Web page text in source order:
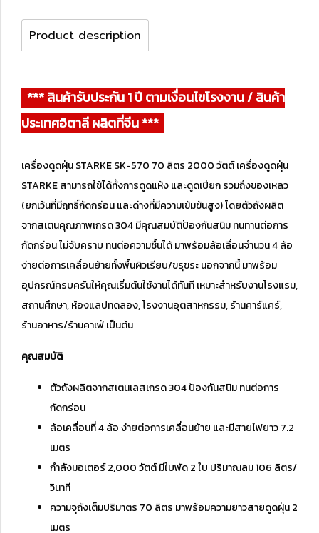
Product description
*** สินค้ารับประกัน 1 ปี ตามเงื่อนไขโรงงาน / สินค้า
ประเทศอิตาลี ผลิตที่จีน ***
เครื่องดูดฝุ่น STARKE SK-570 70 ลิตร 2000 วัตต์ เครื่องดูดฝุ่น
STARKE สามารถใช้ได้ทั้งการดูดแห้ง และดูดเปียก รวมถึงของเหลว
(ยกเว้นที่มีฤทธิ์กัดกร่อน และด่างที่มีความเข้มข้นสูง) โดยตัวถังผลิต
จากสเตนคุณภาพเกรด 304 มีคุณสมบัติป้องกันสนิม ทนทานต่อการ
กัดกร่อน ไม่จับคราบ ทนต่อความชื้นได้ มาพร้อมล้อเลื่อนจำนวน 4 ล้อ
ง่ายต่อการเคลื่อนย้ายทั้งพื้นผิวเรียบ/ขรุขระ นอกจากนี้ มาพร้อม
อุปกรณ์ครบครันให้คุณเริ่มต้นใช้งานได้ทันที เหมาะสำหรับงานโรงแรม,
สถานศึกษา, ห้องแลปทดลอง, โรงงานอุตสาหกรรม, ร้านคาร์แคร์,
ร้านอาหาร/ร้านคาเฟ่ เป็นต้น
คุณสมบัติ
ตัวถังผลิตจากสเตนเลสเกรด 304 ป้องกันสนิม ทนต่อการ
กัดกร่อน
ล้อเคลื่อนที่ 4 ล้อ ง่ายต่อการเคลื่อนย้าย และมีสายไฟยาว 7.2
เมตร
กำลังมอเตอร์ 2,000 วัตต์ มีใบพัด 2 ใบ ปริมาณลม 106 ลิตร/
วินาที
ความจุถังเต็มปริมาตร 70 ลิตร มาพร้อมความยาวสายดูดฝุ่น 2
เมตร